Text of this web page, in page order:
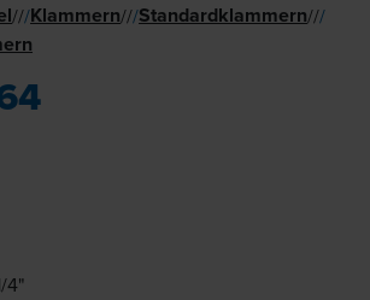
///Klammern///Standard­klammern///
4"